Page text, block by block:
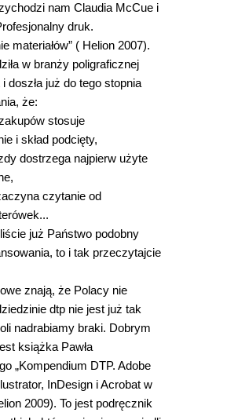
nam Claudia McCue i
druk.
materiałów” ( Helion 2007).
w branży poligraficznej
doszła już do tego stopnia
że:
stosuje
i skład podcięty,
dostrzega najpierw użyte
czytanie od
już Państwo podobny
to i tak przeczytajcie
znają, że Polacy nie
dtp nie jest już tak
nadrabiamy braki. Dobrym
książka Pawła
„Kompendium DTP. Adobe
InDesign i Acrobat w
2009). To jest podręcznik